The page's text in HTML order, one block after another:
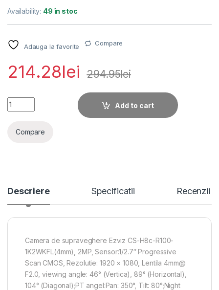
Availability: 49 în stoc
Adauga la favorite Compare
214.28lei 294.95lei
Camera de supraveghere Ezviz CS-H8c-R100-
Add to cart
Compare
Descriere Specificatii Recenzii
Camera de supraveghere Ezviz CS-H8c-R100-
1K2WKFL(4mm), 2MP, Sensor:1/2.7″ Progressive
Scan CMOS, Rezolutie: 1920 × 1080, Lentila 4mm@
F2.0, viewing angle: 46° (Vertica), 89° (Horizontal),
104° (Diagonal);PT angel:Pan: 350°, Tilt: 80°;Night